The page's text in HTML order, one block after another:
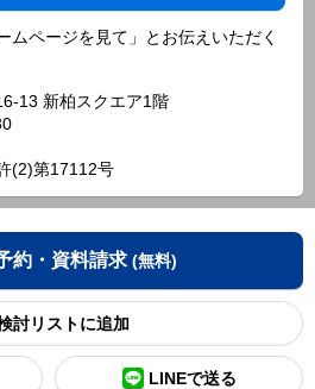
ムページを見て」とお伝えいただく
13 新柏スクエア1階
(2)第17112号
約・資料請求 (無料)
討リスト
LINEで送る